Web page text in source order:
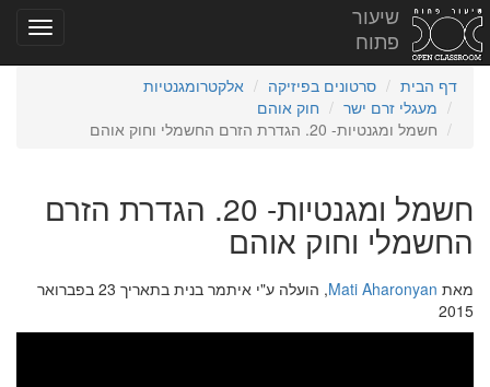
שיעור
פתוח
דף הבית סרטונים בפיזיקה
אלקטרומגנטיות
מעגלי זרם ישר
חוק אוהם
חשמל ומגנטיות- 20. הגדרת הזרם החשמלי וחוק אוהם
חשמל ומגנטיות- 20. הגדרת הזרם
החשמלי וחוק אוהם
מאת Mati Aharonyan
, הועלה ע"י איתמר בנית בתאריך 23 בפברואר
2015